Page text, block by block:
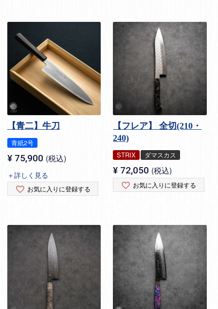
【青二】牛刀
青紙2号
¥ 75,900 税込
＋詳しく見る
お気に入りに登録する
【フレア】 全切(210・
240)
STRIX ダマスカス
¥ 72,050 税込
お気に入りに登録する